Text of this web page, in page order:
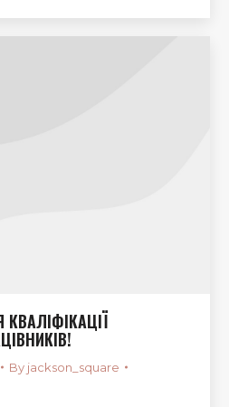
By jackson_square